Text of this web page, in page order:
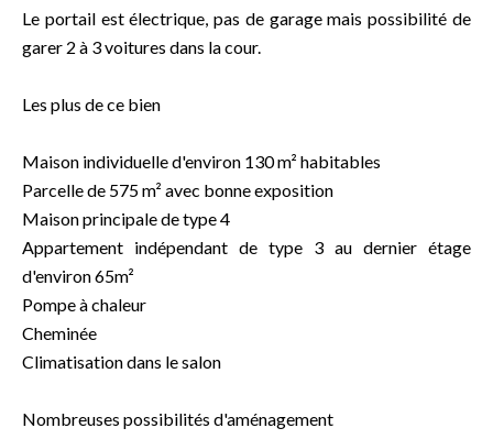
Le portail est électrique, pas de garage mais possibilité de
garer 2 à 3 voitures dans la cour.
Les plus de ce bien
Maison individuelle d'environ 130 m² habitables
Parcelle de 575 m² avec bonne exposition
Maison principale de type 4
Appartement indépendant de type 3 au dernier étage
d'environ 65m²
Pompe à chaleur
Cheminée
Climatisation dans le salon
Nombreuses possibilités d'aménagement